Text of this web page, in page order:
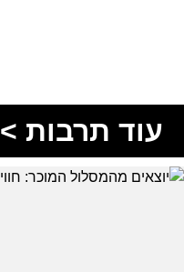
עוד תרבות >